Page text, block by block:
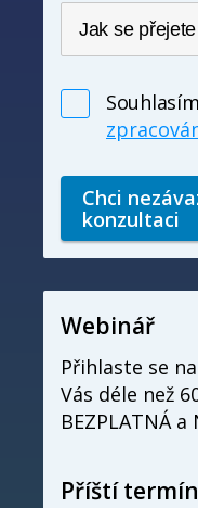
Alternative:
Webinář
Přihlaste se
Vás déle než
BEZPLATNÁ a
Příští